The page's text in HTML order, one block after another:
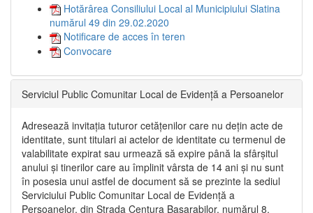
Hotărârea Consiliului Local al Municipiului Slatina
numărul 49 din 29.02.2020
Notificare de acces în teren
Convocare
Serviciul Public Comunitar Local de Evidență a Persoanelor
Adresează invitația tuturor cetățenilor care nu dețin acte de
identitate, sunt titulari ai actelor de identitate cu termenul de
valabilitate expirat sau urmează să expire până la sfârșitul
anului și tinerilor care au împlinit vârsta de 14 ani și nu sunt
în posesia unui astfel de document să se prezinte la sediul
Serviciului Public Comunitar Local de Evidență a
Persoanelor, din Strada Centura Basarabilor, numărul 8,